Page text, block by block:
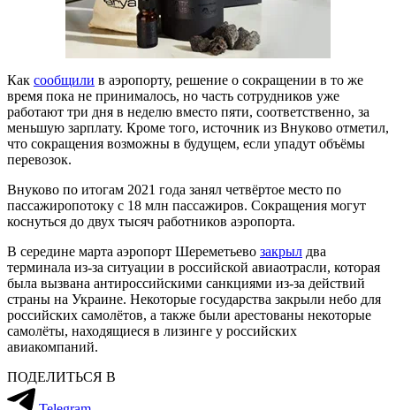
Как сообщили в аэропорту, решение о сокращении в то же
время пока не принималось, но часть сотрудников уже
работают три дня в неделю вместо пяти, соответственно, за
меньшую зарплату. Кроме того, источник из Внуково отметил,
что сокращения возможны в будущем, если упадут объёмы
перевозок.
Внуково по итогам 2021 года занял четвёртое место по
пассажиропотоку с 18 млн пассажиров. Сокращения могут
коснуться до двух тысяч работников аэропорта.
В середине марта аэропорт Шереметьево закрыл два
терминала из-за ситуации в российской авиаотрасли, которая
была вызвана антироссийскими санкциями из-за действий
страны на Украине. Некоторые государства закрыли небо для
российских самолётов, а также были арестованы некоторые
самолёты, находящиеся в лизинге у российских
авиакомпаний.
ПОДЕЛИТЬСЯ В